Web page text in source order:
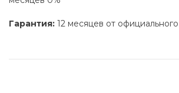
Гарантия: 12 месяцев от